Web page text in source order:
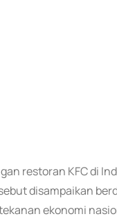
restoran KFC di
disampaikan
ekonomi